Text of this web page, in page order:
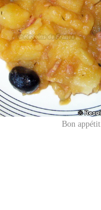
Bon appétit.